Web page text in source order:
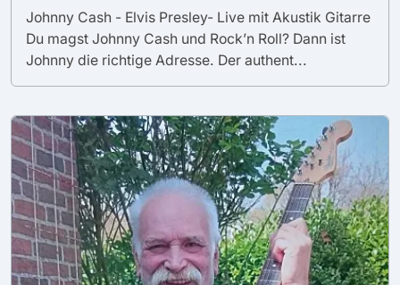
Johnny Cash - Elvis Presley- Live mit Akustik Gitarre
Du magst Johnny Cash und Rock’n Roll? Dann ist
Johnny die richtige Adresse. Der authent...